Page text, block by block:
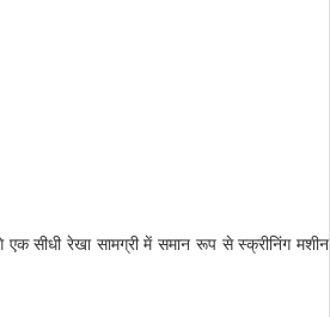
सीधी रेखा सामग्री में समान रूप से स्क्रीनिंग मशीन